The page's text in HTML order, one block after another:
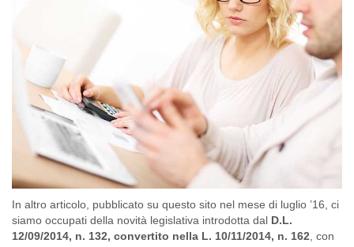
In altro articolo, pubblicato su questo sito nel mese di luglio ’16, ci
siamo occupati della novità legislativa introdotta dal D.L.
12/09/2014, n. 132, convertito nella L. 10/11/2014, n. 162 , con